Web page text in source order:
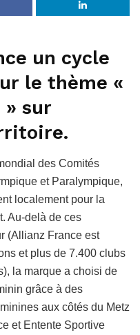
un cycle
le thème «
» sur
des Comités
et Paralympique,
localement pour la
Au-delà de ces
(Allianz France est
et plus de 7.400 clubs
la marque a choisi de
grâce à des
aux côtés du Metz
et Entente Sportive